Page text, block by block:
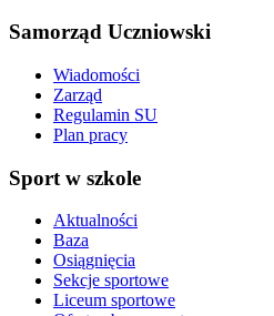
Samorząd Uczniowski
Wiadomości
Zarząd
Regulamin SU
Plan pracy
Sport w szkole
Aktualności
Baza
Osiągnięcia
Sekcje sportowe
Liceum sportowe